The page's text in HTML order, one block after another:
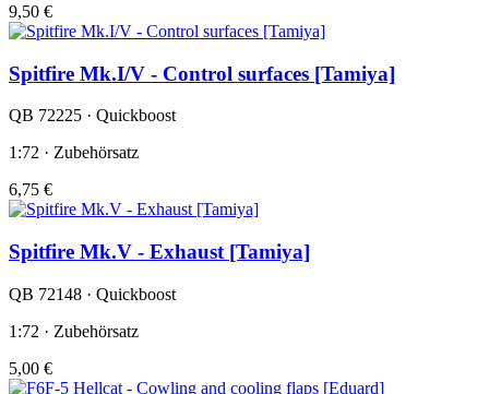
9,50 €
Spitfire Mk.I/V - Control surfaces [Tamiya]
QB 72225 · Quickboost
1:72 · Zubehörsatz
6,75 €
Spitfire Mk.V - Exhaust [Tamiya]
QB 72148 · Quickboost
1:72 · Zubehörsatz
5,00 €